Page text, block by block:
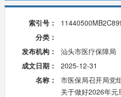
索引号：
分类：
发布机构：
汕头市医疗保障局
成文日期：
2025-12-31
名称：
市医保局召开局党
关于做好2026年元